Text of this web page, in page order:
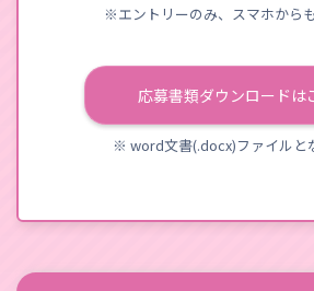
※エントリーのみ、スマホからも
応募書類ダウンロードは
※ word文書(.docx)ファイルと